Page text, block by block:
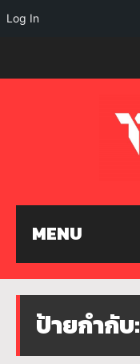
MENU
ป้ายกำกับ:
Log In